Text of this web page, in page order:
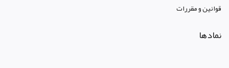
قوانين و مقررات
نمادها